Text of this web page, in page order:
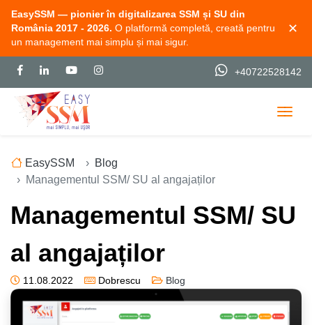
EasySSM — pionier în digitalizarea SSM și SU din
România 2017 - 2026. O platformă completă, creată pentru
un management mai simplu și mai sigur.
✕
+40722528142
EasySSM
Blog
Managementul SSM/ SU al angajaților
Managementul SSM/ SU
al angajaților
11.08.2022 Dobrescu Blog